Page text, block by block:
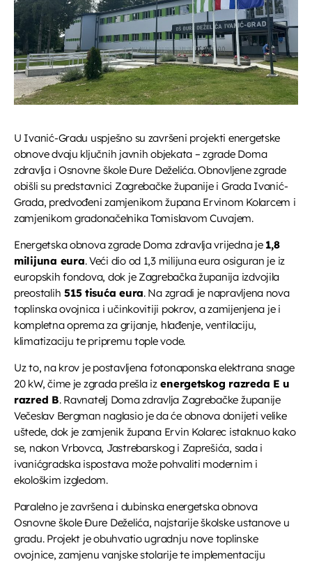
UPRAVO ETERU
Glazbeni blok
08:00 - 08:30 more_vert
Glazbeni blok
emisija. Blok dobre glazbe donosi lagane ritmove,
domaće i strane pjesme koje prate vaše svakodnevne
trenutke
DANAS NA PROGRAMU
Nedjeljna jutarnja kava
08:30 - 09:00
Obavijesti
EPP reklame
09:45 - 10:00
Glazbeni blok
10:00 - 10:15
Djeca i mladi na radiju
10:15 - 11:00
U Ivanić-Gradu uspješno su završeni projekti energetske
obnove dvaju ključnih javnih objekata – zgrade Doma
zdravlja i Osnovne škole Đure Deželića. Obnovljene zgrade
obišli su predstavnici Zagrebačke županije i Grada Ivanić-
Grada, predvođeni zamjenikom župana Ervinom Kolarcem i
zamjenikom gradonačelnika Tomislavom Cuvajem.
Energetska obnova zgrade Doma zdravlja vrijedna je 1,8
milijuna eura. Veći dio od 1,3 milijuna eura osiguran je iz
europskih fondova, dok je Zagrebačka županija izdvojila
preostalih 515 tisuća eura. Na zgradi je napravljena nova
toplinska ovojnica i učinkovitiji pokrov, a zamijenjena je i
kompletna oprema za grijanje, hlađenje, ventilaciju,
klimatizaciju te pripremu tople vode.
Uz to, na krov je postavljena fotonaponska elektrana snage
20 kW, čime je zgrada prešla izenergetskog razreda E u
razred B. Ravnatelj Doma zdravlja Zagrebačke županije
Večeslav Bergman naglasio je da će obnova donijeti velike
uštede, dok je zamjenik župana Ervin Kolarec istaknuo kako
se, nakon Vrbovca, Jastrebarskog i Zaprešića, sada i
ivanićgradska ispostava može pohvaliti modernim i
ekološkim izgledom.
Paralelno je završena i dubinska energetska obnova
Osnovne škole Đure Deželića, najstarije školske ustanove u
gradu. Projekt je obuhvatio ugradnju nove toplinske
ovojnice, zamjenu vanjske stolarije te implementaciju